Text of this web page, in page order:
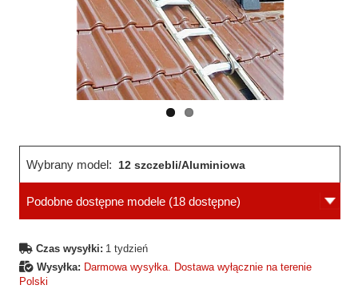
strona
strona
Wybrany model: 12 szczebli/Aluminiowa
Podobne dostępne modele (18 dostępne)
Czas wysyłki: 1 tydzień
Wysyłka: Darmowa wysyłka. Dostawa wyłącznie na terenie
Polski